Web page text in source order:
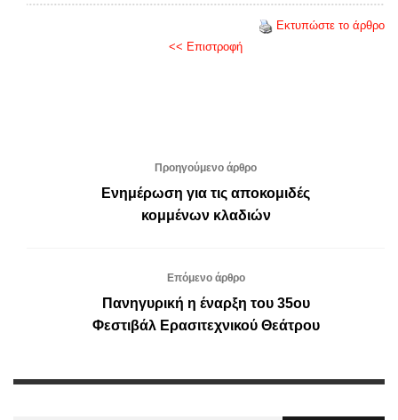
Εκτυπώστε το άρθρο
<< Επιστροφή
Προηγούμενο άρθρο
Ενημέρωση για τις αποκομιδές
κομμένων κλαδιών
Επόμενο άρθρο
Πανηγυρική η έναρξη του 35ου
Φεστιβάλ Ερασιτεχνικού Θεάτρου